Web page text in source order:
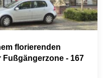
florierenden
- 167